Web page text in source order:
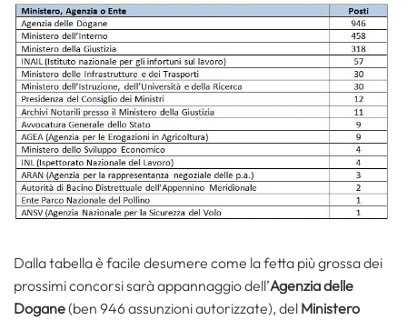
Dalla tabella è facile desumere come la fetta più grossa dei
prossimi concorsi sarà appannaggio dell’Agenzia delle
Dogane(ben 946 assunzioni autorizzate), del Ministero